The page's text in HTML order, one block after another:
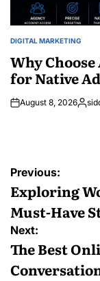
POSTED
DIGITAL MARKETING
Why
for Native
August 8, 2026
Post
navigation
Previous:
Exploring
Must-Have
Next:
The Best